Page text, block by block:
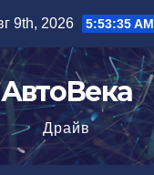
9th, 2026 5:53:36 AM
АвтоВека
Драйв